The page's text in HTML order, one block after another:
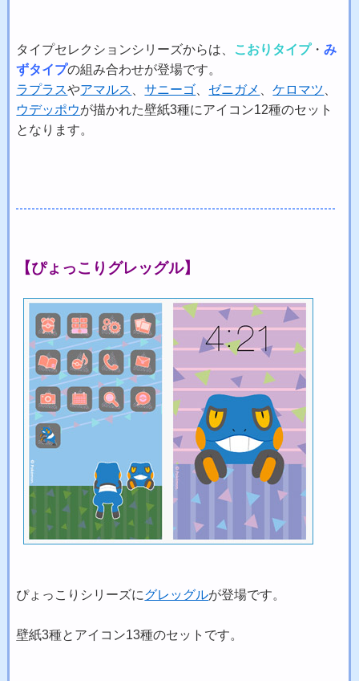
タイプセレクションシリーズからは、 こおりタイプ・み
ずタイプの組み合わせが登場です。
ラプラスやアマルス 、サニーゴ ゼニガメ 、ケロマツ
ウデッポウが描かれた壁紙3種にアイコン12種のセット
となります。
【ぴょっこりグレッグル】
ぴょっこりシリーズにグレッグルが登場です。
壁紙3種とアイコン13種のセットです。